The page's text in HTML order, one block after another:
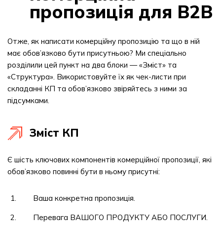
пропозиція для B2B
Отже, як написати комерційну пропозицію та що в ній
має обов’язково бути присутньою? Ми спеціально
розділили цей пункт на два блоки — «Зміст» та
«Структура». Використовуйте їх як чек-листи при
складанні КП та обов’язково звіряйтесь з ними за
підсумками.
Зміст КП
Є шість ключових компонентів комерційної пропозиції, які
обов’язково повинні бути в ньому присутні:
Ваша конкретна пропозиція.
Перевага ВАШОГО ПРОДУКТУ АБО ПОСЛУГИ.